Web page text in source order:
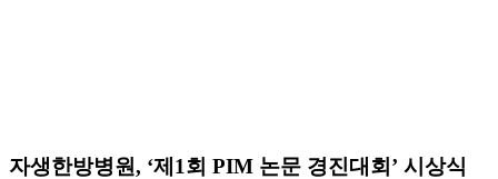
자생한방병원, ‘제1회 PIM 논문 경진대회’ 시상식